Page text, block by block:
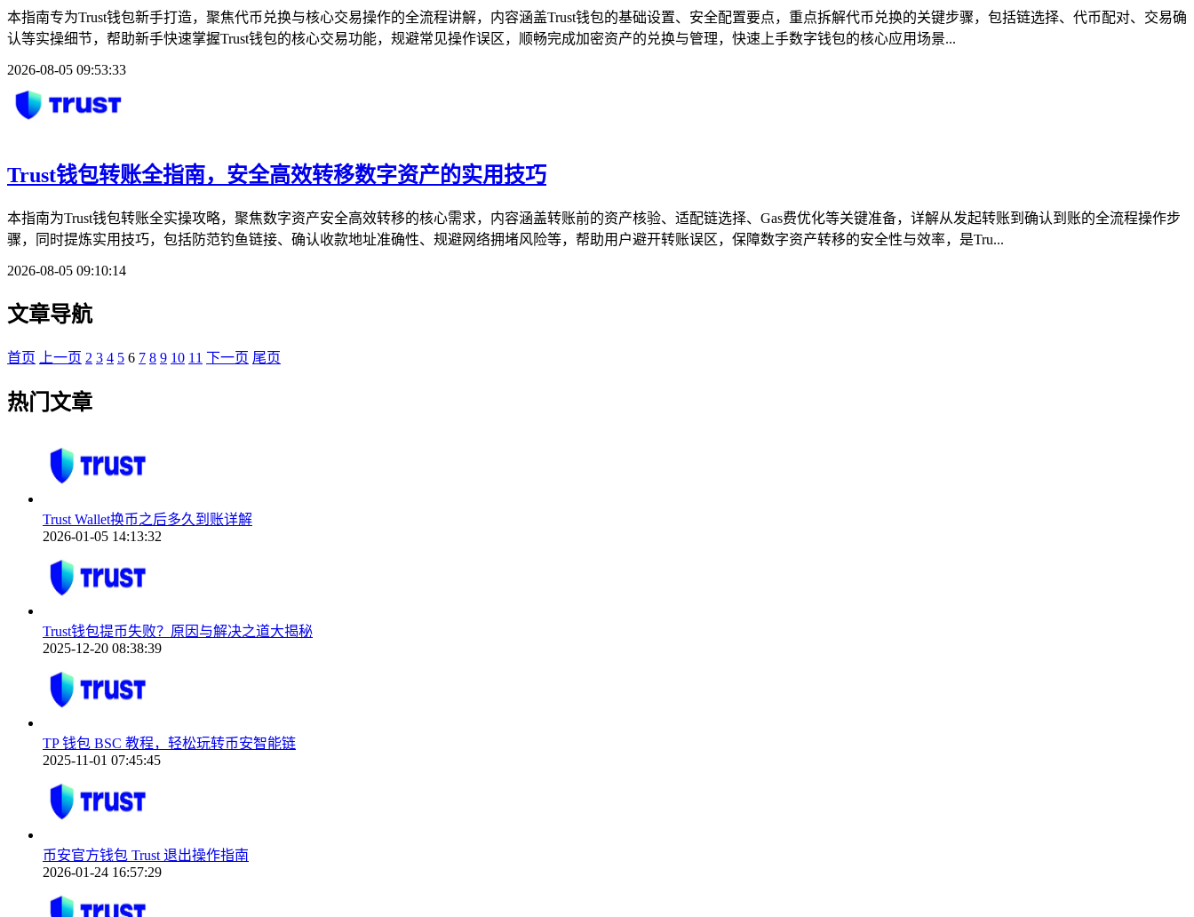
本指南专为Trust钱包新手打造，聚焦代币兑换与核心交易操作的全流程讲解，内容涵盖Trust钱包的基础设置、安全配置要点，重点拆解代币兑换的关键步骤，包括链选择、代币配对、交易确
认等实操细节，帮助新手快速掌握Trust钱包的核心交易功能，规避常见操作误区，顺畅完成加密资产的兑换与管理，快速上手数字钱包的核心应用场景...
2026-08-05 09:53:33
Trust钱包转账全指南，安全高效转移数字资产的实用技巧
本指南为Trust钱包转账全实操攻略，聚焦数字资产安全高效转移的核心需求，内容涵盖转账前的资产核验、适配链选择、Gas费优化等关键准备，详解从发起转账到确认到账的全流程操作步
骤，同时提炼实用技巧，包括防范钓鱼链接、确认收款地址准确性、规避网络拥堵风险等，帮助用户避开转账误区，保障数字资产转移的安全性与效率，是Tru...
2026-08-05 09:10:14
文章导航
首页 上一页 2 3 4 5 6 7 8 9 10 11 下一页 尾页
热门文章
Trust Wallet换币之后多久到账详解
2026-01-05 14:13:32
Trust钱包提币失败？原因与解决之道大揭秘
2025-12-20 08:38:39
TP 钱包 BSC 教程，轻松玩转币安智能链
2025-11-01 07:45:45
币安官方钱包 Trust 退出操作指南
2026-01-24 16:57:29